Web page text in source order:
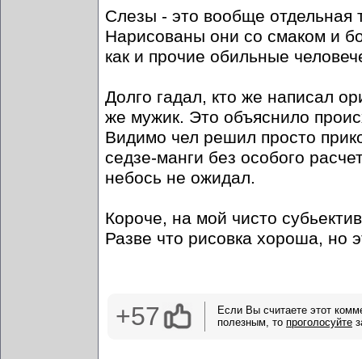
Слезы - это вообще отдельная
Нарисованы они со смаком и
как и прочие обильные
Долго гадал, кто же написал
же мужик. Это объяснило
Видимо чел решил просто
седзе-манги без особого
небось не ожидал.
Короче, на мой чисто
Разве что рисовка хороша, но
+57
Если Вы считаете этот
полезным, то проголосуйте